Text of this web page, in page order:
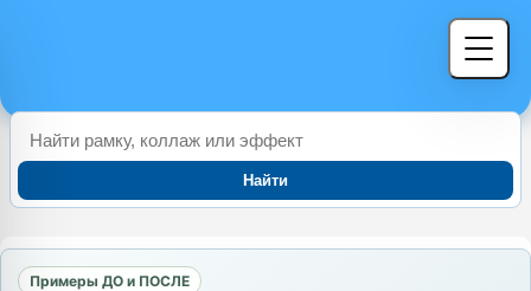
Найти
Примеры ДО и ПОСЛЕ